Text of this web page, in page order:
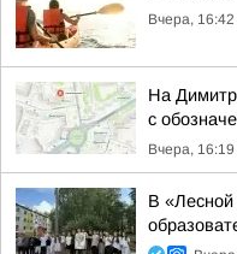
Вчера, 16:42
На
с
Вчера, 16:19
В «Лесной